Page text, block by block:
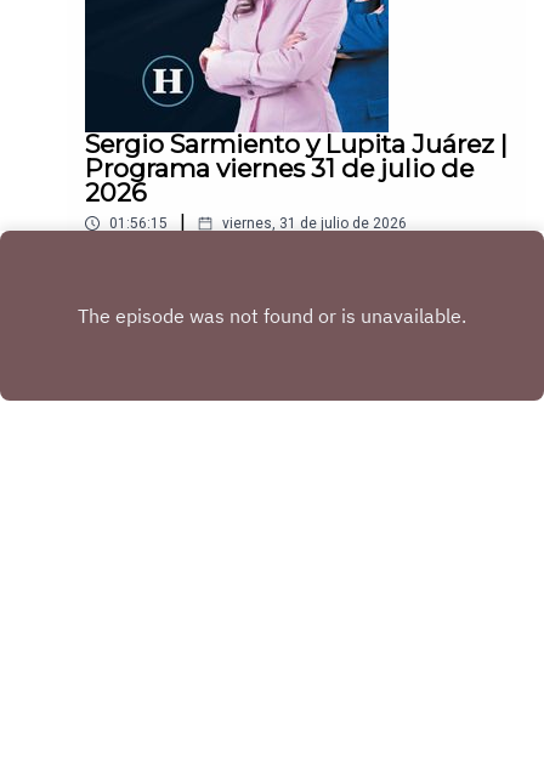
Sergio Sarmiento y Lupita Juárez |
Programa viernes 31 de julio de
2026
01:56:15 viernes, 31 de julio de 2026